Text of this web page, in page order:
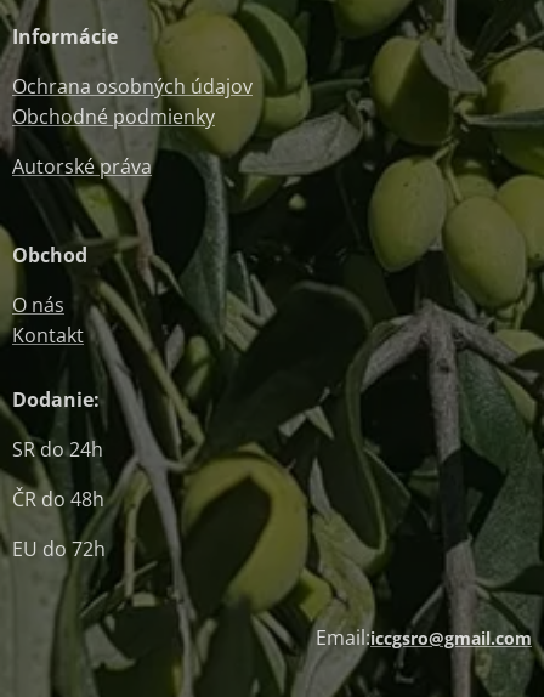
Informácie
Ochrana osobných údajov
Obchodné podmienky
Autorské práva
Obchod
O nás
Kontakt
Dodanie:
SR do 24h
ČR do 48h
EU do 72h
Email:iccgsro@gmail.com